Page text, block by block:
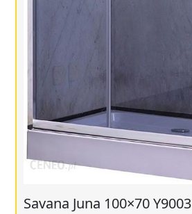
Savana Juna 100×70 Y9003